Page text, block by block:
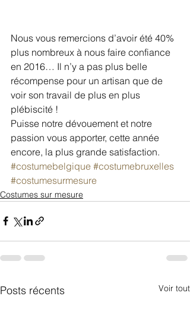
Nous vous remercions d’avoir été 40%
plus nombreux à nous faire confiance
en 2016… Il n’y a pas plus belle
récompense pour un artisan que de
voir son travail de plus en plus
plébiscité !
Puisse notre dévouement et notre
passion vous apporter, cette année
encore, la plus grande satisfaction.
#costumebelgique #costumebruxelles
#costumesurmesure
Costumes sur mesure
Posts récents Voir tout